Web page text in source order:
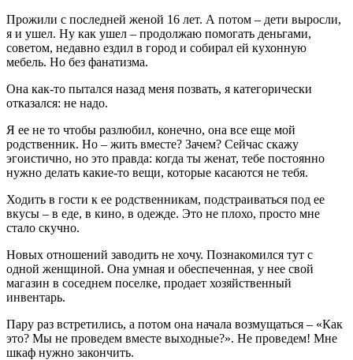
Прожили с последней женой 16 лет. А потом – дети выросли,
я и ушел. Ну как ушел – продолжаю помогать деньгами,
советом, недавно ездил в город и собирал ей кухонную
мебель. Но без фанатизма.
Она как-то пытался назад меня позвать, я категорически
отказался: не надо.
Я ее не то чтобы разлюбил, конечно, она все еще мой
родственник. Но – жить вместе? Зачем? Сейчас скажу
эгоистично, но это правда: когда ты женат, тебе постоянно
нужно делать какие-то вещи, которые касаются не тебя.
Ходить в гости к ее родственникам, подстраиваться под ее
вкусы – в еде, в кино, в одежде. Это не плохо, просто мне
стало скучно.
Новых отношений заводить не хочу. Познакомился тут с
одной женщиной. Она умная и обеспеченная, у нее свой
магазин в соседнем поселке, продает хозяйственный
инвентарь.
Пару раз встретились, а потом она начала возмущаться – «Как
это? Мы не проведем вместе выходные?». Не проведем! Мне
шкаф нужно закончить.